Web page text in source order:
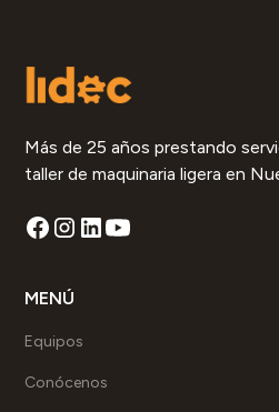
Más de 25 años prestando
taller de maquinaria ligera en
MENÚ
Equipos
Conócenos